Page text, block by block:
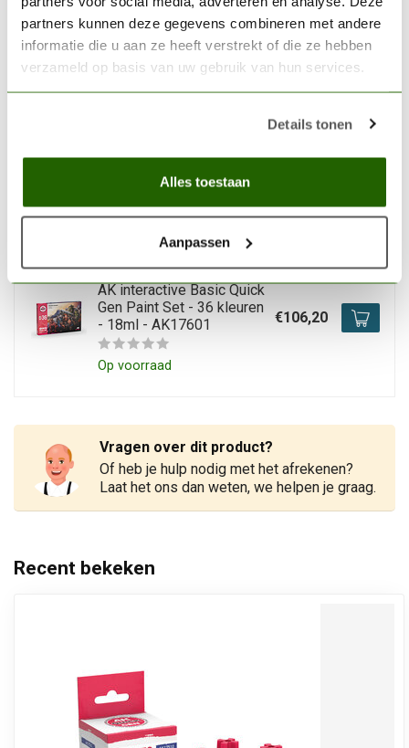
partners kunnen deze gegevens combineren met andere
informatie die u aan ze heeft verstrekt of die ze hebben
verzameld op basis van uw gebruik van hun services.
Details tonen
Alles toestaan
Aanpassen
Quick Gen Paint Set - 72
kleuren - 18ml - AK17602
Op voorraad
€212,40
Uniforms Quick Gen Set - 3
kleuren - 18ml - AK17501
Niet op voorraad
AK INTERACTIVE
AK interactive Basic Quick
Gen Paint Set - 36 kleuren
- 18ml - AK17601
Op voorraad
€106,20
Vragen over dit product?
Of heb je hulp nodig met het afrekenen?
Laat het ons dan weten, we helpen je graag.
Recent bekeken